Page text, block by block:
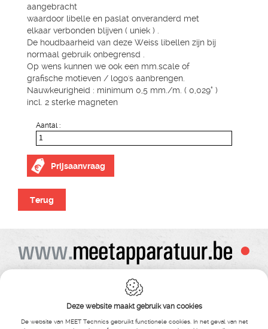
aangebracht
waardoor libelle en paslat onveranderd met
elkaar verbonden blijven ( uniek ) .
De houdbaarheid van deze Weiss libellen zijn bij
normaal gebruik onbegrensd .
Op wens kunnen we ook een mm.scale of
grafische motieven / logo's aanbrengen.
Nauwkeurigheid : minimum 0,5 mm./m. ( 0,029° )
incl. 2 sterke magneten
Aantal :
Prijsaanvraag
Terug
Alle prijzen zijn onder voorbehoud van wijziging
Bij bestelling ontvangt u vooraf de levering steeds een orderbevestiging
Copyright© alle rechten voorbehouden , gehele of gedeeldelijke overname van
tekst ,foto’s , video’s , verveelvoudiging op welke wijze dan ook , is niet toegestaan
Technics
Deze website maakt gebruik van cookies
De website van MEET Technics gebruikt functionele cookies. In het geval van het